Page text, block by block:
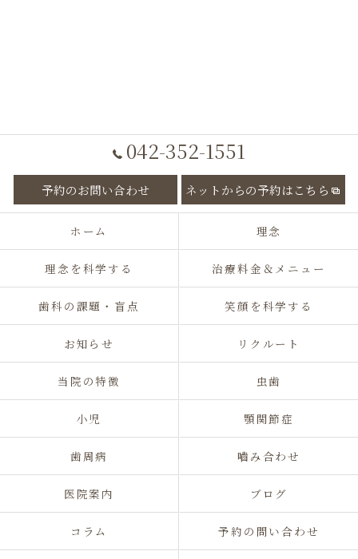
042-352-1551
予約のお問い合わせ ネットからの予約はこちら
ホーム 理念
理念を科学する 治療料金＆メニュー
歯科の課題・盲点 笑顔を科学する
お知らせ リクルート
当院の特徴 虫歯
小児 顎関節症
歯周病 嚙み合わせ
医院案内 ブログ
コラム 予約の問い合わせ